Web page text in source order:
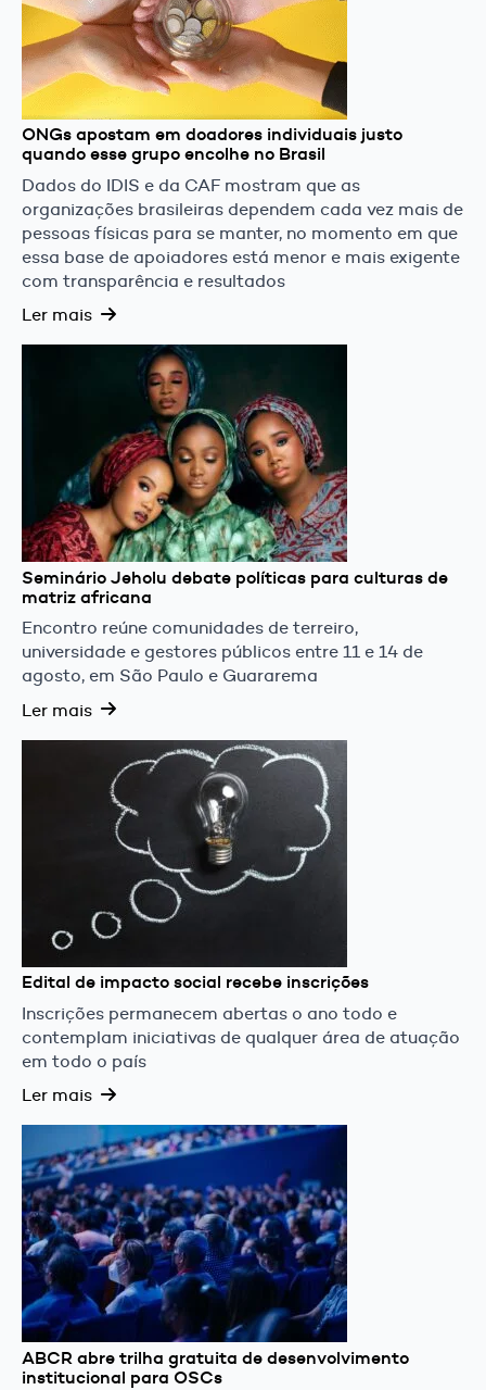
ONGs apostam em doadores individuais justo
quando esse grupo encolhe no Brasil
Dados do IDIS e da CAF mostram que as
organizações brasileiras dependem cada vez mais de
pessoas físicas para se manter, no momento em que
essa base de apoiadores está menor e mais exigente
com transparência e resultados
Ler mais
Seminário Jeholu debate políticas para culturas de
matriz africana
Encontro reúne comunidades de terreiro,
universidade e gestores públicos entre 11 e 14 de
agosto, em São Paulo e Guararema
Ler mais
Edital de impacto social recebe inscrições
Inscrições permanecem abertas o ano todo e
contemplam iniciativas de qualquer área de atuação
em todo o país
Ler mais
ABCR abre trilha gratuita de desenvolvimento
institucional para OSCs